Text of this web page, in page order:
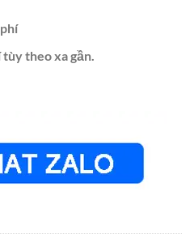
tùy theo xa gần.